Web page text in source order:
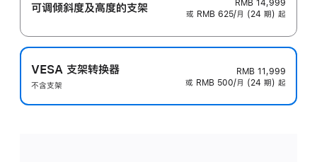
可调倾斜度及高‍度的支‍架
RMB 14,999
或 RMB 625/月 (24 期) 起
VESA 支架转换器
不含支架
RMB 11,999
或 RMB 500/月 (24 期) 起